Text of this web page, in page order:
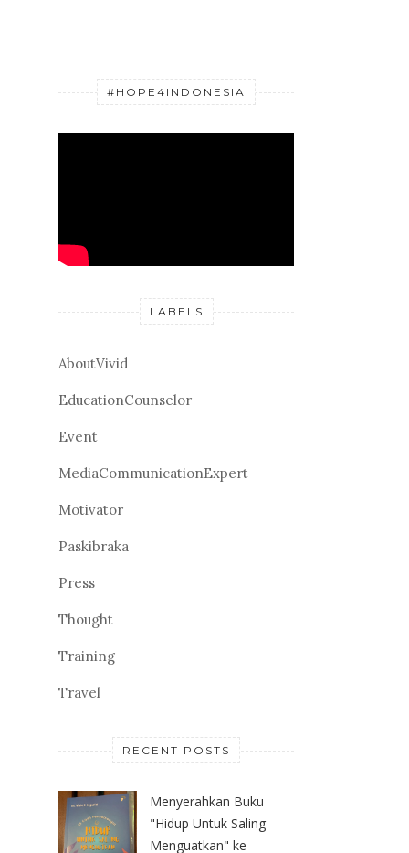
#HOPE4INDONESIA
LABELS
AboutVivid
EducationCounselor
Event
MediaCommunicationExpert
Motivator
Paskibraka
Press
Thought
Training
Travel
RECENT POSTS
Menyerahkan Buku
"Hidup Untuk Saling
Menguatkan" ke